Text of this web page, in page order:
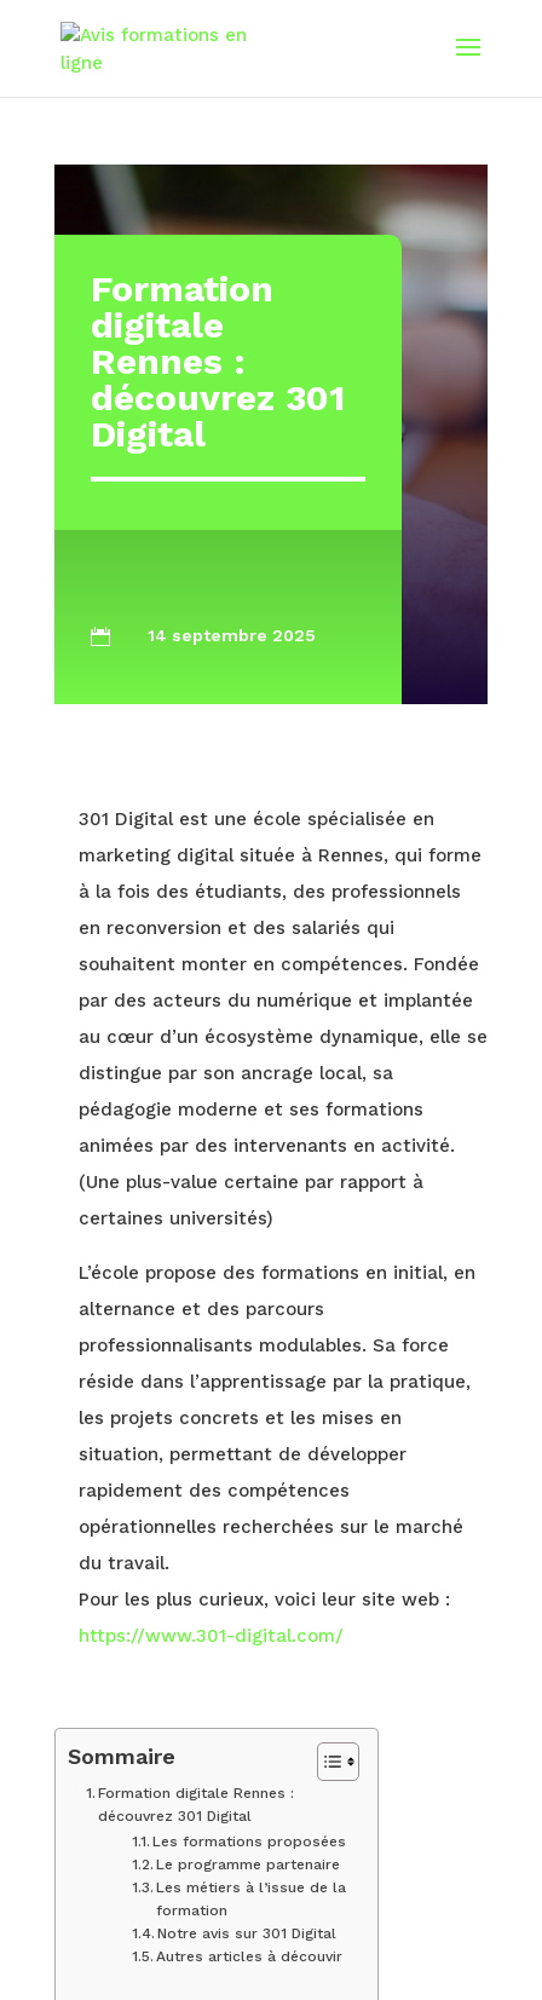
Formation
digitale
Rennes :
découvrez 301
Digital
 14 septembre 2025
301 Digital est une école spécialisée en
marketing digital située à Rennes, qui forme
à la fois des étudiants, des professionnels
en reconversion et des salariés qui
souhaitent monter en compétences. Fondée
par des acteurs du numérique et implantée
au cœur d’un écosystème dynamique, elle se
distingue par son ancrage local, sa
pédagogie moderne et ses formations
animées par des intervenants en activité.
(Une plus-value certaine par rapport à
certaines universités)
L’école propose des formations en initial, en
alternance et des parcours
professionnalisants modulables. Sa force
réside dans l’apprentissage par la pratique,
les projets concrets et les mises en
situation, permettant de développer
rapidement des compétences
opérationnelles recherchées sur le marché
du travail.
Pour les plus curieux, voici leur site web :
https://www.301-digital.com/
Sommaire
Formation digitale Rennes :
découvrez 301 Digital
Les formations proposées
Le programme partenaire
Les métiers à l’issue de la
formation
Notre avis sur 301 Digital
Autres articles à découvir